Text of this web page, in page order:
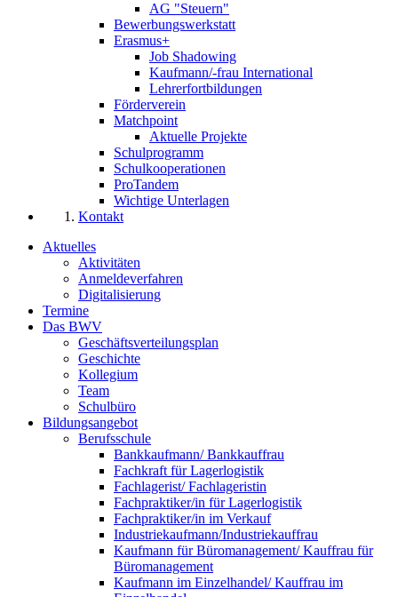
AG "Steuern"
Bewerbungswerkstatt
Erasmus+
Job Shadowing
Kaufmann/-frau International
Lehrerfortbildungen
Förderverein
Matchpoint
Aktuelle Projekte
Schulprogramm
Schulkooperationen
ProTandem
Wichtige Unterlagen
Kontakt
Aktuelles
Aktivitäten
Anmeldeverfahren
Digitalisierung
Termine
Das BWV
Geschäftsverteilungsplan
Geschichte
Kollegium
Team
Schulbüro
Bildungsangebot
Berufsschule
Bankkaufmann/ Bankkauffrau
Fachkraft für Lagerlogistik
Fachlagerist/ Fachlageristin
Fachpraktiker/in für Lagerlogistik
Fachpraktiker/in im Verkauf
Industriekaufmann/Industriekauffrau
Kaufmann für Büromanagement/ Kauffrau für
Büromanagement
Kaufmann im Einzelhandel/ Kauffrau im